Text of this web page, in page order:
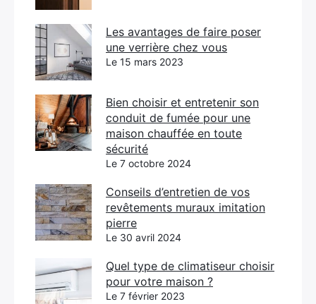
Les avantages de faire poser
une verrière chez vous
Le 15 mars 2023
Bien choisir et entretenir son
conduit de fumée pour une
maison chauffée en toute
sécurité
Le 7 octobre 2024
Conseils d’entretien de vos
revêtements muraux imitation
pierre
Le 30 avril 2024
Quel type de climatiseur choisir
pour votre maison ?
Le 7 février 2023